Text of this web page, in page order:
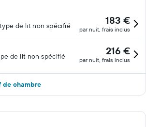
de lit non spécifié 183 €
par nuit, frais inclus
de lit non spécifié 216 €
par nuit, frais inclus
de chambre